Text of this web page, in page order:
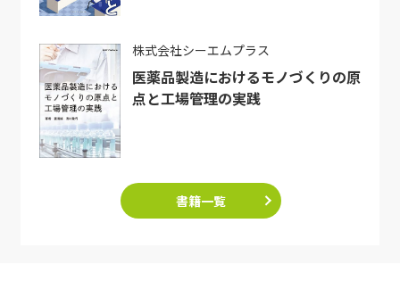
株式会社シーエムプラス
医薬品製造におけるモノづくりの原
点と工場管理の実践
書籍一覧